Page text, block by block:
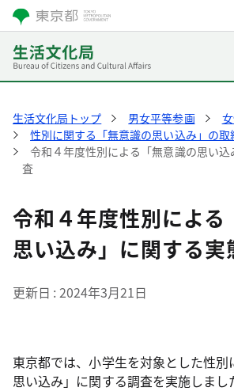
生活文化局トップ 男女平等参画
性別に関する「無意識の思い込み」の取
令和４年度性別による「無意識の思い
査
令和４年度性別による
思い込み」に関する実
更新日 2024年3月21日
東京都では、小学生を対象とした性別
思い込み」に関する調査を実施しまし